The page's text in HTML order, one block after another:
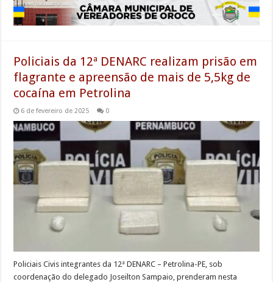
Policiais da 12ª DENARC realizam prisão em
flagrante e apreensão de mais de 5,5kg de
cocaína em Petrolina
6 de fevereiro de 2025 0
Policiais Civis integrantes da 12ª DENARC – Petrolina-PE, sob
coordenação do delegado Joseilton Sampaio, prenderam nesta